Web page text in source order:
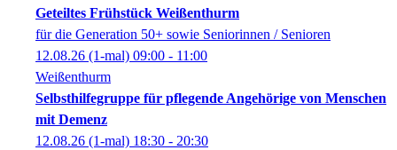
Geteiltes Frühstück Weißenthurm
für die Generation 50+ sowie Seniorinnen / Senioren
12.08.26 (1-mal) 09:00 - 11:00
Weißenthurm
Selbsthilfegruppe für pflegende Angehörige von Menschen
mit Demenz
12.08.26 (1-mal) 18:30 - 20:30